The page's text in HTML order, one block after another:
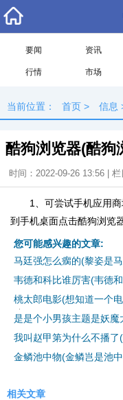
要闻 资讯
行情 市场
当前位置： 首页 > 信息
酷狗浏览器(酷狗
时间：2022-09-26 13:56 | 栏
1、可尝试手机应用
到手机桌面点击酷狗浏览
您可能感兴趣的文章:
马廷强怎么瘸的(黎姿是
韦德和科比谁厉害(韦德
桃太郎电影(想知道一个
是是个小男孩主题是妖
我叫赵甲第为什么不播
金鳞池中物(金鳞岂是池
相关文章